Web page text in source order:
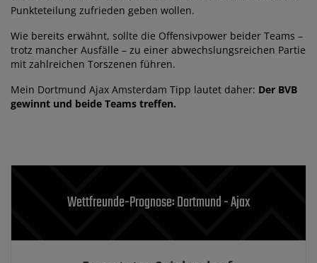
Punkteteilung zufrieden geben wollen.
Wie bereits erwähnt, sollte die Offensivpower beider Teams –
trotz mancher Ausfälle – zu einer abwechslungsreichen Partie
mit zahlreichen Torszenen führen.
Mein Dortmund Ajax Amsterdam Tipp lautet daher: Der BVB
gewinnt und beide Teams treffen.
Wettfreunde-Prognose: Dortmund - Ajax